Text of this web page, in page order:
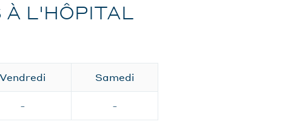
À L'HÔPITAL
Vendredi Samedi
- -